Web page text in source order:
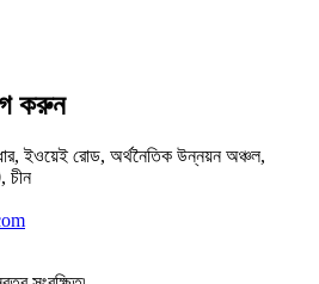
করুন
ইওয়েই রোড, অর্থনৈতিক উন্নয়ন অঞ্চল,
চীন